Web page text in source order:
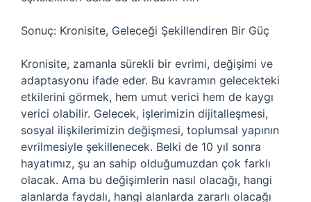
Sonuç: Kronisite, Geleceği Şekillendiren Bir Güç
Kronisite, zamanla sürekli bir evrimi, değişimi ve
adaptasyonu ifade eder. Bu kavramın gelecekteki
etkilerini görmek, hem umut verici hem de kaygı
verici olabilir. Gelecek, işlerimizin dijitalleşmesi,
sosyal ilişkilerimizin değişmesi, toplumsal yapının
evrilmesiyle şekillenecek. Belki de 10 yıl sonra
hayatımız, şu an sahip olduğumuzdan çok farklı
olacak. Ama bu değişimlerin nasıl olacağı, hangi
alanlarda faydalı, hangi alanlarda zararlı olacağı